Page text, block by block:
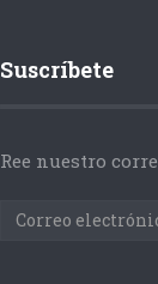
Suscríbete
Ree nuestro